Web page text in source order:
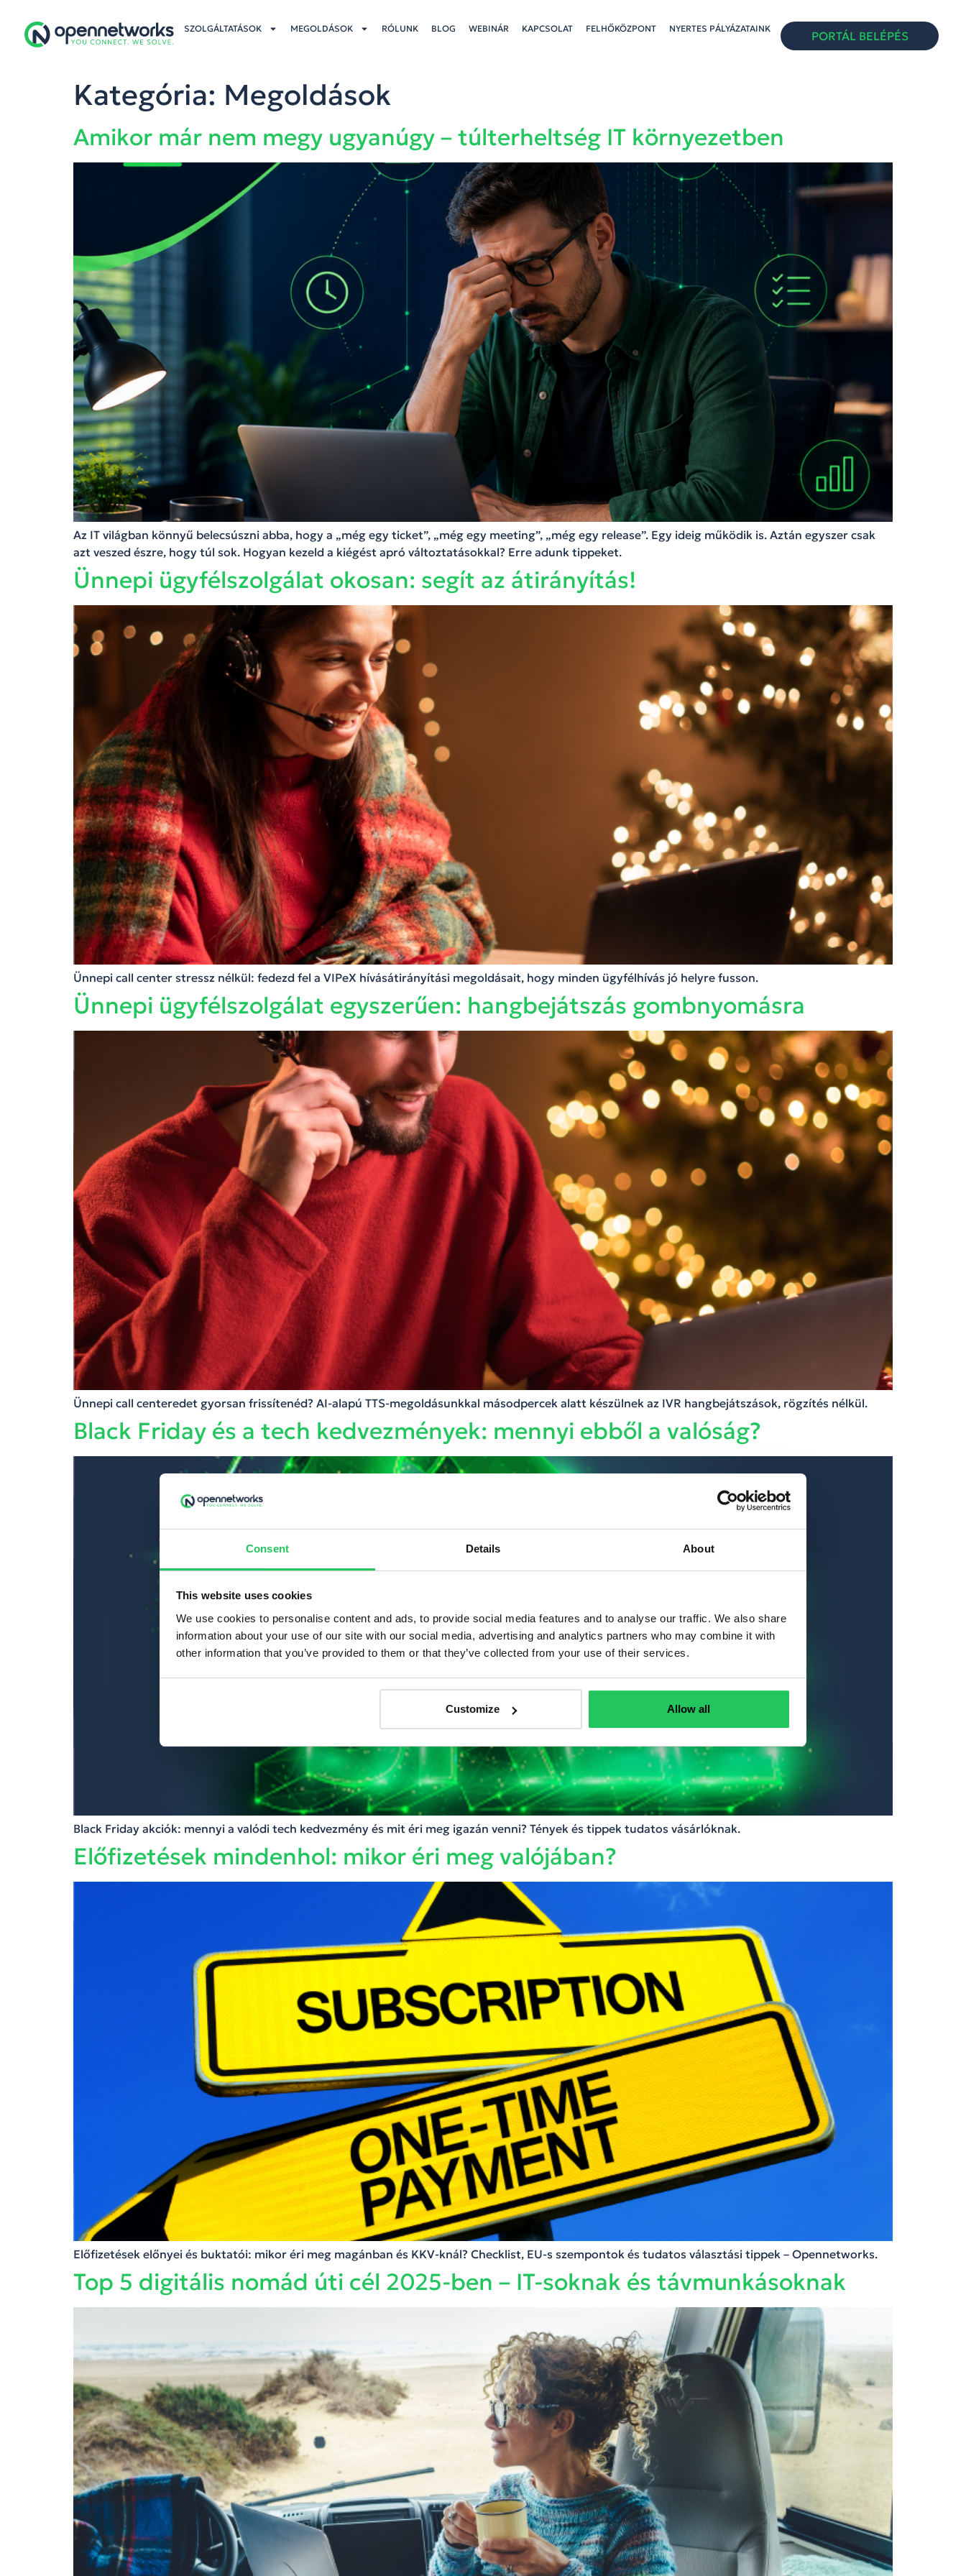
Consent Details About
This website uses cookies
We use cookies to personalise content and ads, to provide social media features and to analyse our traffic. We also share
information about your use of our site with our social media, advertising and analytics partners who may combine it with
other information that you’ve provided to them or that they’ve collected from your use of their services.
Customize Allow all
SZOLGÁLTATÁSOK MEGOLDÁSOK RÓLUNK BLOG WEBINÁR KAPCSOLAT FELHŐKÖZPONT NYERTES PÁLYÁZATAINK
PORTÁL BELÉPÉS
Kategória: Megoldások
Amikor már nem megy ugyanúgy – túlterheltség IT környezetben
Az IT világban könnyű belecsúszni abba, hogy a „még egy ticket”, „még egy meeting”, „még egy release”. Egy ideig működik is. Aztán egyszer csak
azt veszed észre, hogy túl sok. Hogyan kezeld a kiégést apró változtatásokkal? Erre adunk tippeket.
Ünnepi ügyfélszolgálat okosan: segít az átirányítás!
Ünnepi call center stressz nélkül: fedezd fel a VIPeX hívásátirányítási megoldásait, hogy minden ügyfélhívás jó helyre fusson.
Ünnepi ügyfélszolgálat egyszerűen: hangbejátszás gombnyomásra
Ünnepi call centeredet gyorsan frissítenéd? AI-alapú TTS-megoldásunkkal másodpercek alatt készülnek az IVR hangbejátszások, rögzítés nélkül.
Black Friday és a tech kedvezmények: mennyi ebből a valóság?
Black Friday akciók: mennyi a valódi tech kedvezmény és mit éri meg igazán venni? Tények és tippek tudatos vásárlóknak.
Előfizetések mindenhol: mikor éri meg valójában?
Előfizetések előnyei és buktatói: mikor éri meg magánban és KKV-knál? Checklist, EU-s szempontok és tudatos választási tippek – Opennetworks.
Top 5 digitális nomád úti cél 2025-ben – IT-soknak és távmunkásoknak